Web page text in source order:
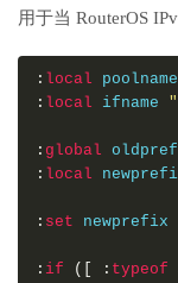
用于当 RouterOS
: local poolname
: local ifname
: global
: local
: set newprefix
: if ([ : typeof